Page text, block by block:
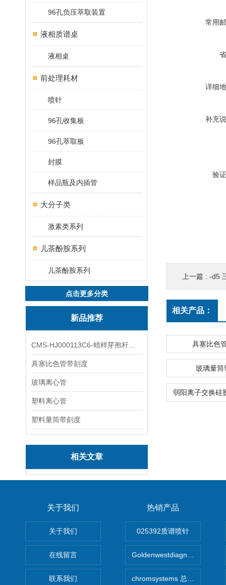
96孔负压萃取装置
液相质谱桌
液相桌
前处理耗材
喷针
96孔收集板
96孔萃取板
封膜
样品瓶及内插管
大分子类
激素类系列
儿茶酚胺系列
儿茶酚胺系列
点击更多分类
新品推荐
具塞比色管带刻度
玻璃离心管
塑料离心管
塑料量筒带刻度
相关文章
常用
详细
补充
验
上一篇 : -d5 三
相关产品：
具塞比色
玻璃量筒
关于我们
关于我们
在线留言
联系我们
热销产品
025392质谱喷针
Goldenwestdiagnostics总代
chromsystems 总代理